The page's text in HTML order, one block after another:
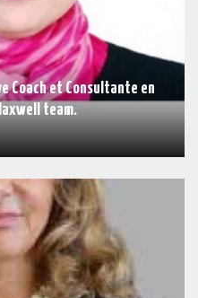
Coach et Consultante en
team.